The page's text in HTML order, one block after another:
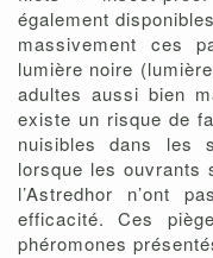
également
massivement ces
lumière noire
adultes aussi bien
existe un risque de
nuisibles dans les
lorsque les ouvrants
l’Astredhor n’ont
efficacité. Ces
phéromones